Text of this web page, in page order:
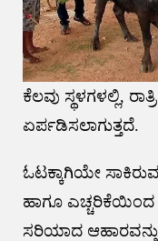
ಕೆಲವು ಸ್ಥಳಗಳಲ್ಲಿ,
ಏರ್ಪಡಿಸಲಾಗುತ್ತದೆ.
ಓಟಕ್ಕಾಗಿಯೇ
ಹಾಗೂ ಎಚ್ಚರಿಕೆಯಿಂದ
ಸರಿಯಾದ ಆಹಾರವನ್ನು